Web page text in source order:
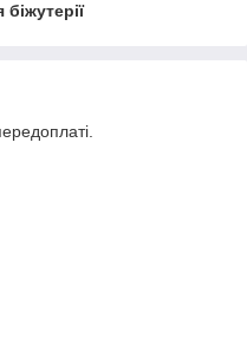
біжутерії